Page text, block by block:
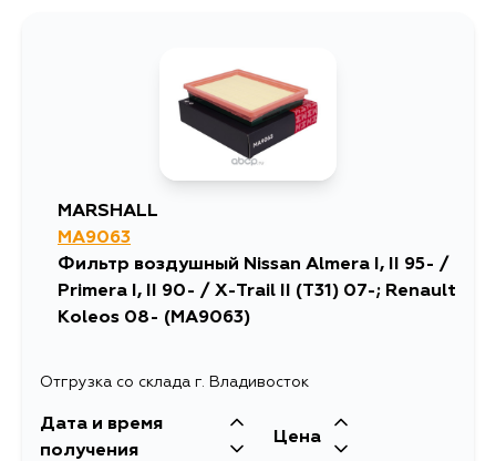
MARSHALL
MA9063
Фильтр воздушный Nissan Almera I, II 95- /
Primera I, II 90- / X-Trail II (T31) 07-; Renault
Koleos 08- (MA9063)
Отгрузка со склада г. Владивосток
Дата и время
получения
Цена